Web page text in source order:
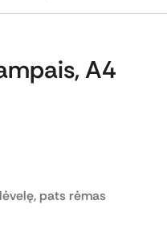
A4
pats rėmas